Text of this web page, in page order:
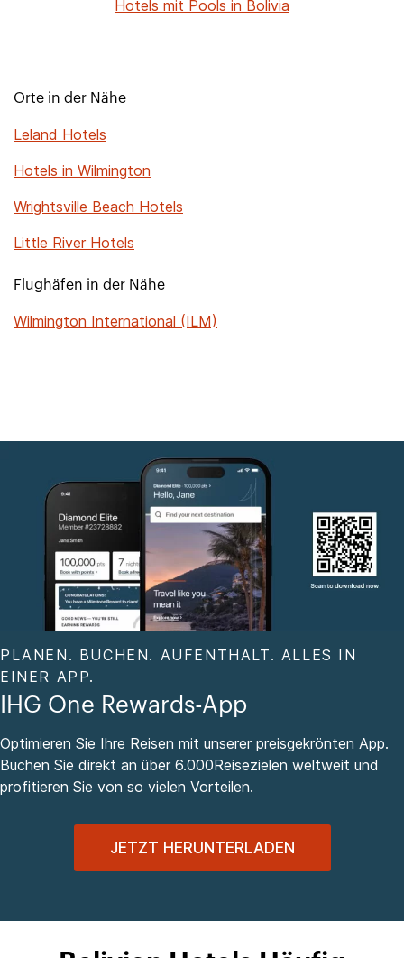
Hotels mit Pools in Bolivia
Orte in der Nähe
Leland Hotels
Hotels in Wilmington
Wrightsville Beach Hotels
Little River Hotels
Flughäfen in der Nähe
Wilmington International (ILM)
PLANEN. BUCHEN. AUFENTHALT. ALLES IN
EINER APP.
IHG One Rewards-App
Optimieren Sie Ihre Reisen mit unserer preisgekrönten App.
Buchen Sie direkt an über 6.000Reisezielen weltweit und
profitieren Sie von so vielen Vorteilen.
JETZT HERUNTERLADEN